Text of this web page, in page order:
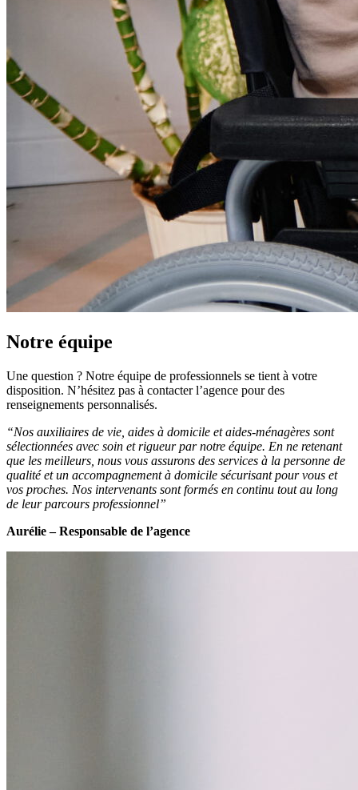
Notre équipe
Une question ? Notre équipe de professionnels se tient à votre
disposition. N’hésitez pas à contacter l’agence pour des
renseignements personnalisés.
“Nos auxiliaires de vie, aides à domicile et aides-ménagères sont
sélectionnées avec soin et rigueur par notre équipe. En ne retenant
que les meilleurs, nous vous assurons des services à la personne de
qualité et un accompagnement à domicile sécurisant pour vous et
vos proches. Nos intervenants sont formés en continu tout au long
de leur parcours professionnel”
Aurélie – Responsable de l’agence